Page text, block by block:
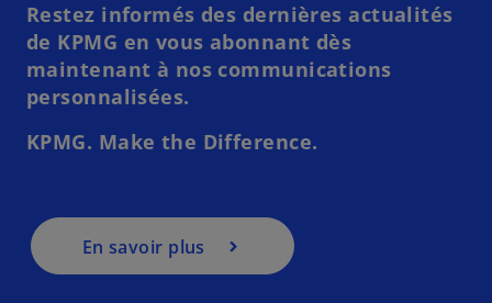
Restez informés des dernières actualités
de KPMG en vous abonnant dès
maintenant à nos communications
personnalisées.
KPMG. Make the Difference.
En savoir plus